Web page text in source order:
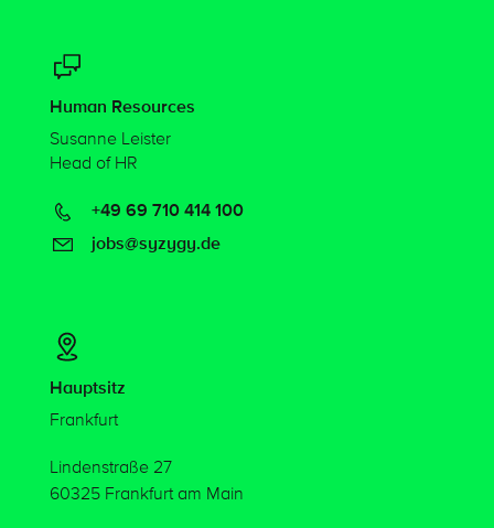
Human Resources
Susanne Leister
Head of HR
+49 69 710 414 100
jobs@syzygy.de
Hauptsitz
Frankfurt
Lindenstraße 27
60325 Frankfurt am Main